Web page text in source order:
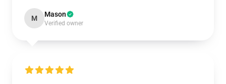
M Mason
Verified owner